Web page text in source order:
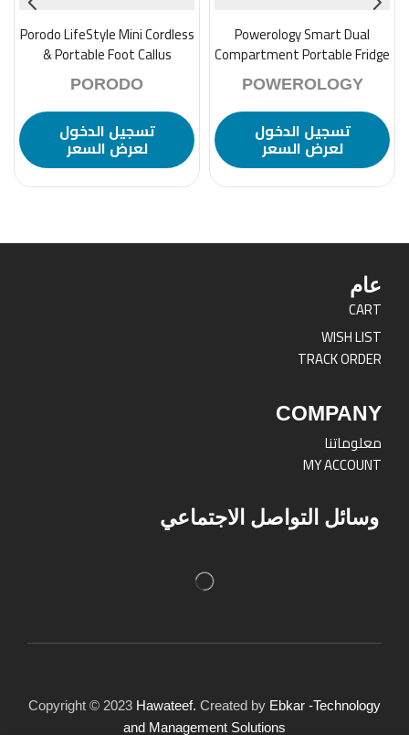
Powerology Smart Dual
Compartment Portable Fridge
& Freezer 15600mAh 55L –
Gray
POWEROLOGY
تسجيل الدخول
لعرض السعر
Porodo LifeStyle Mini Cordless
& Portable Foot Callus
Remover 5W 2000mAh –
White
PORODO
تسجيل الدخول
لعرض السعر
عام
CART
WISH LIST
TRACK ORDER
COMPANY
معلوماتنا
MY ACCOUNT
وسائل التواصل الاجتماعي
Copyright © 2023 Hawateef. Created by Ebkar -Technology
and Management Solutions